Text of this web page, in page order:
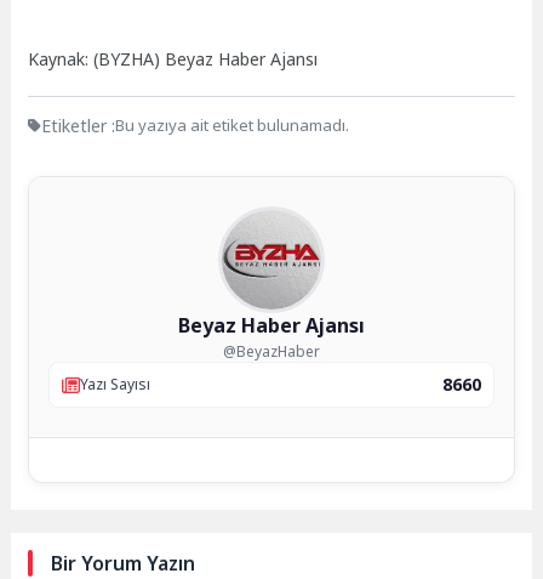
Kaynak: (BYZHA) Beyaz Haber Ajansı
Etiketler :Bu yazıya ait etiket bulunamadı.
Beyaz Haber Ajansı
@BeyazHaber
Yazı Sayısı
8660
Bir Yorum Yazın